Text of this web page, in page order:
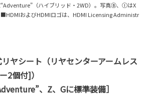
（ハイブリッド・2WD）。写真Ⓑ、ⒾはX
■HDMIおよびHDMIロゴは、HDMI Licensing Administr
ヤシート（リヤセンターアームレス
2個付]）
、Z、Gに標準装備］